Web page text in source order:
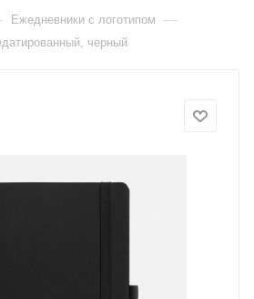
Ежедневники c логотипом —
черный